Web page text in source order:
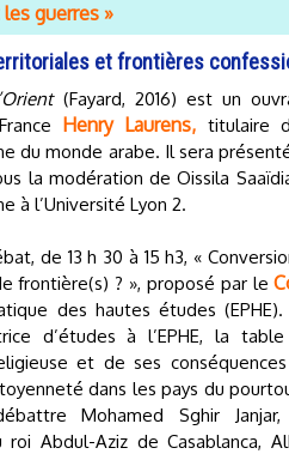
guerres »
et frontières
(Fayard, 2016) est un
Henry Laurens, titulaire
du monde arabe. Il sera
la modération de Oissila
à l’Université Lyon 2.
de 13 h 30 à 15 h3, «
frontière(s) ? », proposé par le
des hautes études
d’études à l’EPHE, la
et de ses
dans les pays du
Mohamed Sghir
roi Abdul-Aziz de Casablanca,